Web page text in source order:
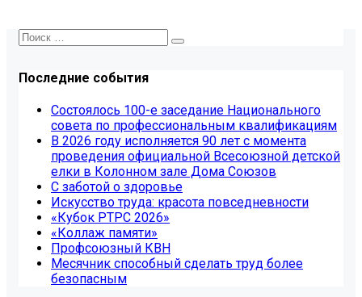
Последние события
Состоялось 100-е заседание Национального
совета по профессиональным квалификациям
В 2026 году исполняется 90 лет с момента
проведения официальной Всесоюзной детской
елки в Колонном зале Дома Союзов
С заботой о здоровье
Искусство труда: красота повседневности
«Кубок РТРС 2026»
«Коллаж памяти»
Профсоюзный КВН
Месячник способный сделать труд более
безопасным